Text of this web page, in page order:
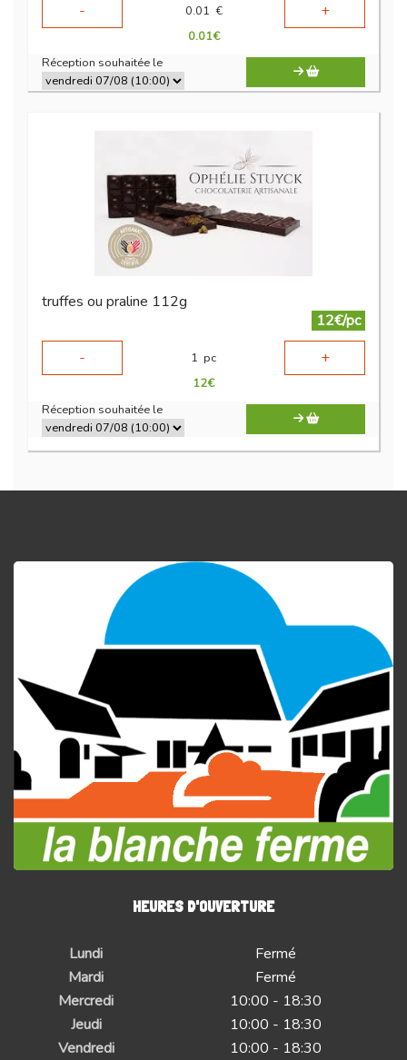
-
0.01 € +
0.01€
Réception souhaitée le
truffes ou praline 112g
12€/pc
-
1 pc +
12€
Réception souhaitée le
HEURES D'OUVERTURE
Lundi
Fermé
Mardi
Fermé
Mercredi
10:00 - 18:30
Jeudi
10:00 - 18:30
Vendredi
10:00 - 18:30